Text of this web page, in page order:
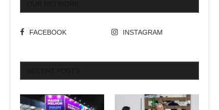
FACEBOOK INSTAGRAM